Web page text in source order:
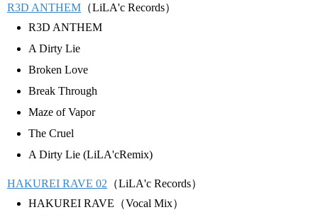
R3D ANTHEM （LiLA'c Records）
R3D ANTHEM
A Dirty Lie
Broken Love
Break Through
Maze of Vapor
The Cruel
A Dirty Lie (LiLA'cRemix)
HAKUREI RAVE 02 （LiLA'c Records）
HAKUREI RAVE（Vocal Mix）